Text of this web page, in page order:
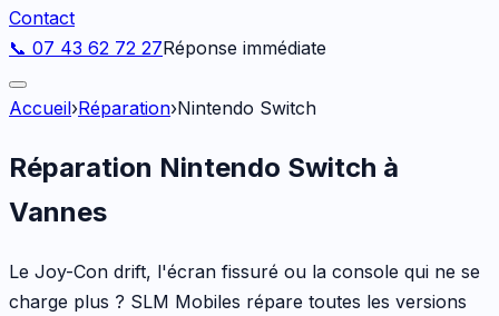
Contact
📞 07 43 62 72 27Réponse immédiate
Accueil›Réparation›Nintendo Switch
Réparation Nintendo Switch à
Vannes
Le Joy-Con drift, l'écran fissuré ou la console qui ne se
charge plus ? SLM Mobiles répare toutes les versions